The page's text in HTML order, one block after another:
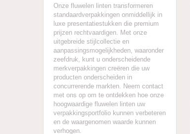
Onze fluwelen linten transformeren
standaardverpakkingen onmiddellijk in
luxe presentatiestukken die premium
prijzen rechtvaardigen. Met onze
uitgebreide stijlcollectie en
aanpassingsmogelijkheden, waaronder
zeefdruk, kunt u onderscheidende
merkverpakkingen creëren die uw
producten onderscheiden in
concurrerende markten. Neem contact
met ons op om te ontdekken hoe onze
hoogwaardige fluwelen linten uw
verpakkingsportfolio kunnen verbeteren
en de waargenomen waarde kunnen
verhogen.